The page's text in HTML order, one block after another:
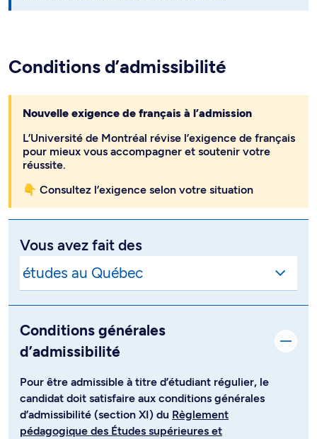
Conditions d’admissibilité
Nouvelle exigence de français à l’admission
L’Université de Montréal révise l’exigence de français
pour mieux vous accompagner et soutenir votre
réussite.
👇 Consultez l’exigence selon votre situation
Vous avez fait des
Conditions générales
d’admissibilité
Pour être admissible à titre d’étudiant régulier, le
candidat doit satisfaire aux conditions générales
d’admissibilité (section XI) du Règlement
pédagogique des Études supérieures et